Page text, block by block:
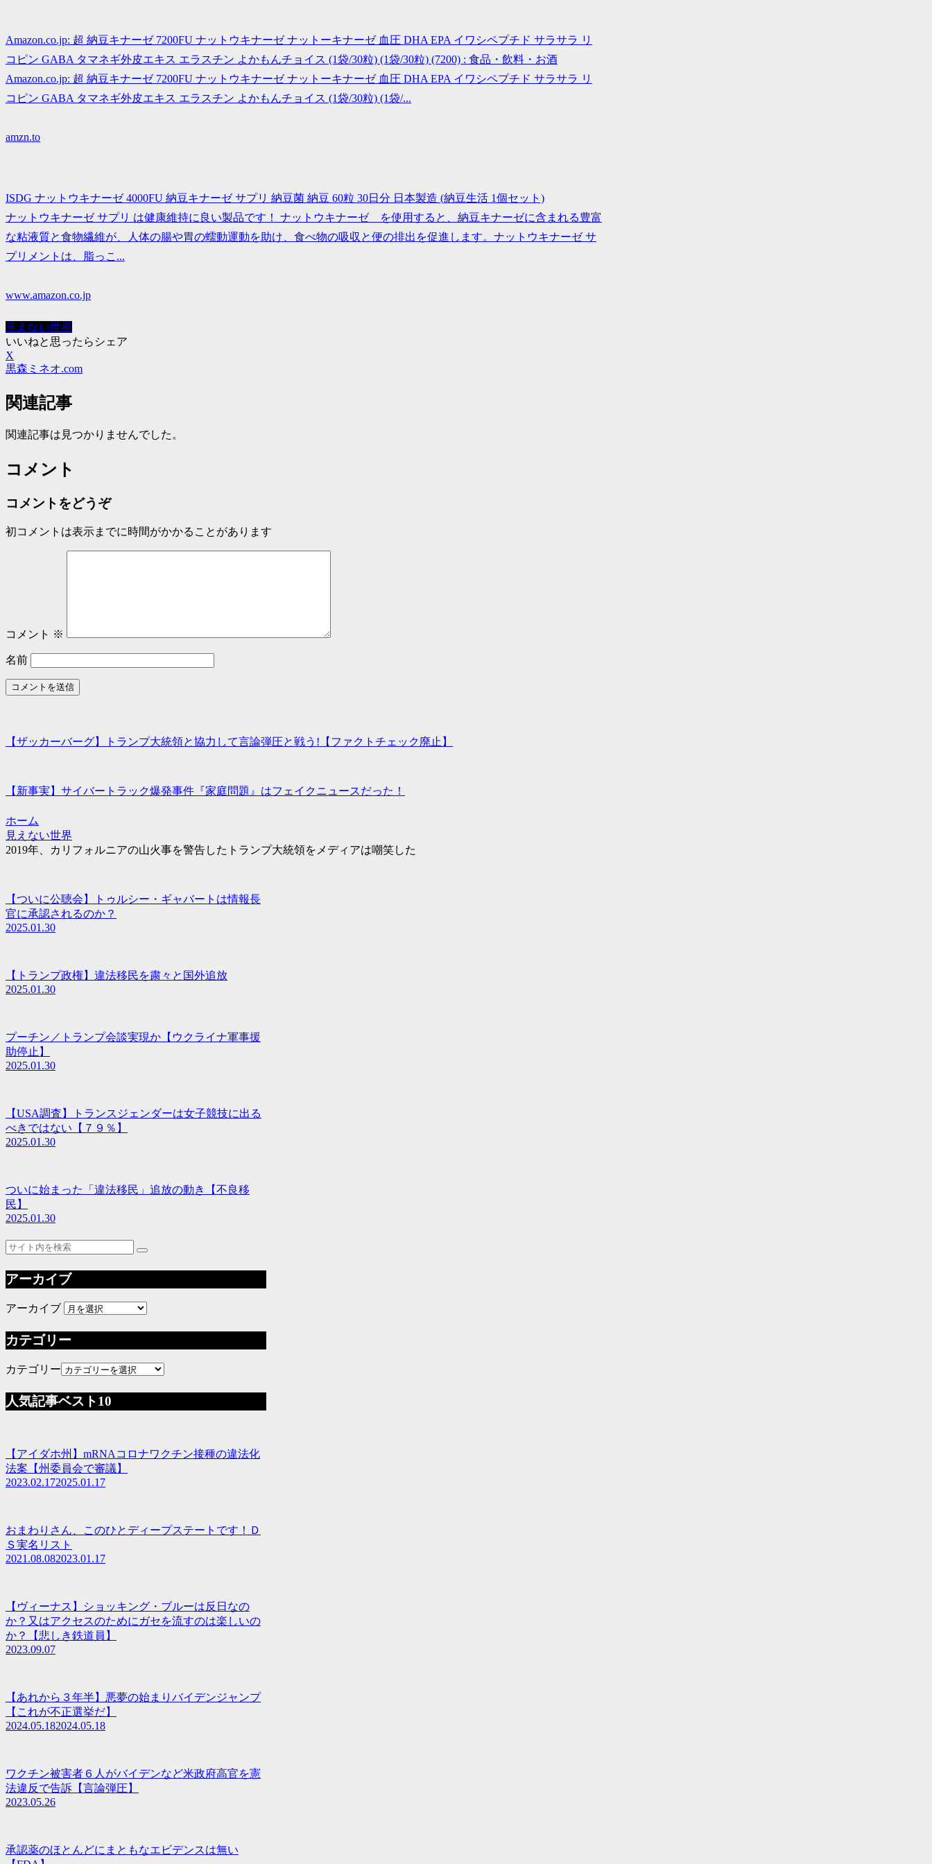
Amazon.co.jp: 超 納豆キナーゼ 7200FU ナットウキナーゼ ナットーキナーゼ 血圧 DHA EPA イワシペプチド サラサラ リ
コピン GABA タマネギ外皮エキス エラスチン よかもんチョイス (1袋/30粒) (1袋/30粒) (7200) : 食品・飲料・お酒
Amazon.co.jp: 超 納豆キナーゼ 7200FU ナットウキナーゼ ナットーキナーゼ 血圧 DHA EPA イワシペプチド サラサラ リ
コピン GABA タマネギ外皮エキス エラスチン よかもんチョイス (1袋/30粒) (1袋/...
amzn.to
ISDG ナットウキナーゼ 4000FU 納豆キナーゼ サプリ 納豆菌 納豆 60粒 30日分 日本製造 (納豆生活 1個セット)
ナットウキナーゼ サプリ は健康維持に良い製品です！ ナットウキナーゼ を使用すると、納豆キナーゼに含まれる豊富
な粘液質と食物繊維が、人体の腸や胃の蠕動運動を助け、食べ物の吸収と便の排出を促進します。ナットウキナーゼ サ
プリメントは、脂っこ...
www.amazon.co.jp
見えない世界
いいねと思ったらシェア
X
黒森ミネオ.com
関連記事
関連記事は見つかりませんでした。
コメント
コメントをどうぞ
初コメントは表示までに時間がかかることがあります
コメント ※
名前
【ザッカーバーグ】トランプ大統領と協力して言論弾圧と戦う!【ファクトチェック廃止】
【新事実】サイバートラック爆発事件『家庭問題』はフェイクニュースだった！
ホーム
見えない世界
2019年、カリフォルニアの山火事を警告したトランプ大統領をメディアは嘲笑した
【ついに公聴会】トゥルシー・ギャバートは情報長
官に承認されるのか？
2025.01.30
【トランプ政権】違法移民を粛々と国外追放
2025.01.30
プーチン／トランプ会談実現か【ウクライナ軍事援
助停止】
2025.01.30
【USA調査】トランスジェンダーは女子競技に出る
べきではない【７９％】
2025.01.30
ついに始まった「違法移民」追放の動き【不良移
民】
2025.01.30
アーカイブ
アーカイブ
カテゴリー
カテゴリー
人気記事ベスト10
【アイダホ州】mRNAコロナワクチン接種の違法化
法案【州委員会で審議】
2023.02.172025.01.17
おまわりさん、このひとディープステートです！Ｄ
Ｓ実名リスト
2021.08.082023.01.17
【ヴィーナス】ショッキング・ブルーは反日なの
か？又はアクセスのためにガセを流すのは楽しいの
か？【悲しき鉄道員】
2023.09.07
【あれから３年半】悪夢の始まりバイデンジャンプ
【これが不正選挙だ】
2024.05.182024.05.18
ワクチン被害者６人がバイデンなど米政府高官を憲
法違反で告訴【言論弾圧】
2023.05.26
承認薬のほとんどにまともなエビデンスは無い